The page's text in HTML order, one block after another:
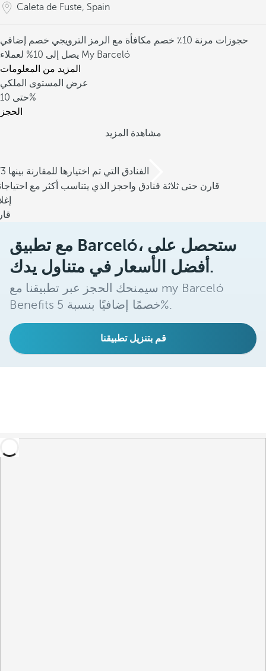
Caleta de Fuste, Spain
حجوزات مرنة 10٪ خصم مكافأة مع الرمز الترويجي
خصم إضافي
يصل إلى 10% لعملاء My Barceló
المزيد من المعلومات
عرض المستوى الملكي
حتى10%
الحجز
مشاهدة المزيد
/3 الفنادق التي تم اختيارها للمقارنة بينها
قارن حتى ثلاثة فنادق واحجز الذي يتناسب أكثر مع
مع تطبيق Barceló، ستحصل على
أفضل الأسعار في متناول يدك.
سيمنحك الحجز عبر تطبيقنا مع my Barceló
Benefits خصمًا إضافيًا بنسبة 5%.
قم بتنزيل تطبيقنا